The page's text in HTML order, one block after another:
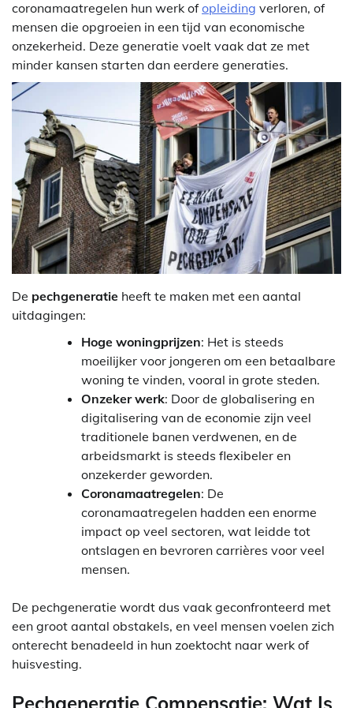
coronamaatregelen hun werk ofopleiding verloren, of
mensen die opgroeien in een tijd van economische
onzekerheid. Deze generatie voelt vaak dat ze met
minder kansen starten dan eerdere generaties.
De pechgeneratie heeft te maken met een aantal
uitdagingen:
Hoge woningprijzen: Het is steeds
moeilijker voor jongeren om een betaalbare
woning te vinden, vooral in grote steden.
Onzeker werk: Door de globalisering en
digitalisering van de economie zijn veel
traditionele banen verdwenen, en de
arbeidsmarkt is steeds flexibeler en
onzekerder geworden.
Coronamaatregelen: De
coronamaatregelen hadden een enorme
impact op veel sectoren, wat leidde tot
ontslagen en bevroren carrières voor veel
mensen.
De pechgeneratie wordt dus vaak geconfronteerd met
een groot aantal obstakels, en veel mensen voelen zich
onterecht benadeeld in hun zoektocht naar werk of
huisvesting.